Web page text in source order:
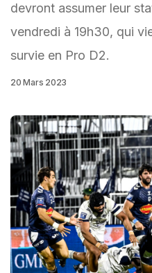
devront assumer leur
vendredi à 19h30, qui
survie en Pro D2.
20 Mars 2023